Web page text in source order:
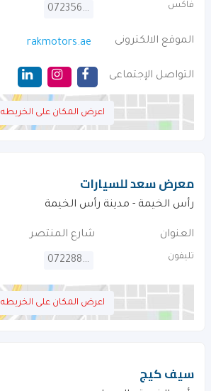
فاكس 072356688
الموقع الالكترونى rakmotors.ae
التواصل الإجتماعى
اعرض المكان على الخريطه
معرض سعد للسيارات
رأس الخيمة - مدينة رأس الخيمة
العنوان شارع المنتصر
تليفون 072288831
اعرض المكان على الخريطه
سيف كيج